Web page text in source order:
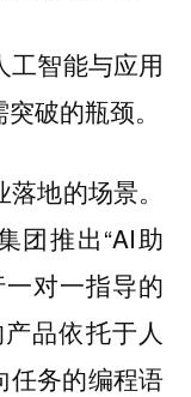
工智能与应用
破的瓶颈。
地的场景。
团推出“AI助
对一指导的
品依托于人
任务的编程语